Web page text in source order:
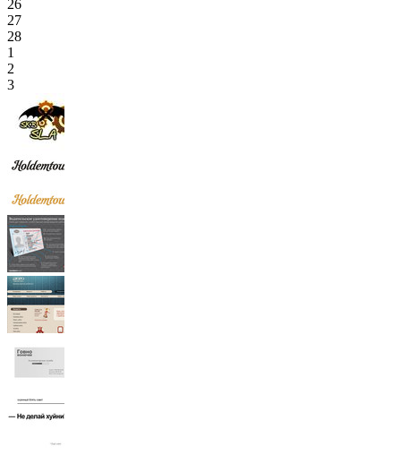
26
27
28
1
2
3